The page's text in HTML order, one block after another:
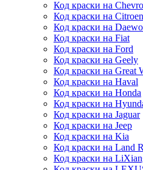
Код краски на
Код краски на Citroen
Код краски на
Код краски на Fiat
Код краски на Ford
Код краски на Geely
Код краски на Great
Код краски на Haval
Код краски на Honda
Код краски на
Код краски на Jaguar
Код краски на Jeep
Код краски на Kia
Код краски на Land
Код краски на